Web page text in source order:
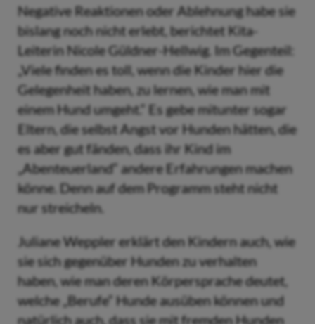
Negative Reaktionen oder Ablehnung habe sie
bislang noch nicht erlebt, berichtet Kita-
Leiterin Nicole Güldner-Hellwig. Im Gegenteil:
„Viele finden es toll, wenn die Kinder hier die
Gelegenheit haben, zu lernen, wie man mit
einem Hund umgeht.“ Es gebe mitunter sogar
Eltern, die selbst Angst vor Hunden hätten, die
es aber gut fänden, dass ihr Kind im
„Abenteuerland“ andere Erfahrungen machen
könne. Denn auf dem Programm steht nicht
nur streicheln.
Juliane Weppler erklärt den Kindern auch, wie
sie sich gegenüber Hunden zu verhalten
haben, wie man deren Körpersprache deutet,
welche „Berufe“ Hunde ausüben können und
natürlich auch, dass sie mit fremden Hunden